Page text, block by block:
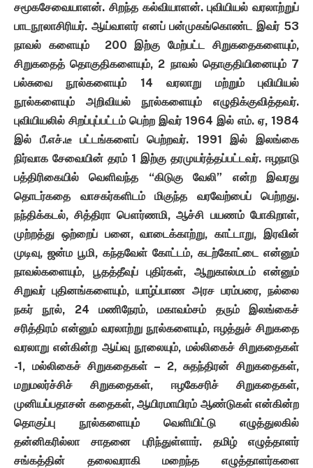
சமூகசேவையாளன். சிறந்த கல்வியாளன். புவியியல் வரலாற்றுப்
பாடநூலாசிரியர். ஆய்வாளர் எனப் பன்முகங்கொண்ட இவர் 53
நாவல் களையும் 200 இற்கு மேற்பட்ட சிறுகதைகளையும்,
சிறுகதைத் தொகுதிகளையும், 2 நாவல் தொகுதியினையும் 7
பல்சுவை நூல்களையும் 14 வரலாறு மற்றும் புவியியல்
நூல்களையும் அறிவியல் நூல்களையும் எழுதிக்குவித்தவர்.
புவியியலில் சிறப்புப்பட்டம் பெற்ற இவர் 1964 இல் எம். ஏ, 1984
இல் பீ.எச்.டீ பட்டங்களைப் பெற்றவர். 1991 இல் இலங்கை
நிர்வாக சேவையின் தரம் 1 இற்கு தரமுயர்த்தப்பட்டவர். ஈழநாடு
பத்திரிகையில் வெளிவந்த “கிடுகு வேலி” என்ற இவரது
தொடர்கதை வாசகர்களிடம் மிகுந்த வரவேற்பைப் பெற்றது.
நந்திக்கடல், சித்திரா பௌர்ணமி, ஆச்சி பயணம் போகிறாள்,
முற்றத்து ஒற்றைப் பனை, வாடைக்காற்று, காட்டாறு, இரவின்
முடிவு, ஜன்ம பூமி, கந்தவேள் கோட்டம், கடற்கோட்டை என்னும்
நாவல்களையும், பூதத்தீவுப் புதிர்கள், ஆறுகால்மடம் என்னும்
சிறுவர் புதினங்களையும், யாழ்ப்பாண அரச பரம்பரை, நல்லை
நகர் நூல், 24 மணிநேரம்,மகாவம்சம் தரும் இலங்கைச்
சரித்திரம் என்னும் வரலாற்று நூல்களையும், ஈழத்துச் சிறுகதை
வரலாறு என்கின்ற ஆய்வு நூலையும், மல்லிகைச் சிறுகதைகள்
-1, மல்லிகைச் சிறுகதைகள் – 2, சுதந்திரன் சிறுகதைகள்,
மறுமலர்ச்சிச் சிறுகதைகள், ஈழகேசரிச் சிறுகதைகள்,
முனியப்பதாசன் கதைகள், ஆயிரமாயிரம் ஆண்டுகள் என்கின்ற
தொகுப்பு நூல்களையும் வெளியிட்டு எழுத்துலகில்
தன்னிகரில்லா சாதனை புரிந்துள்ளார். தமிழ் எழுத்தாளர்
சங்கத்தின் தலைவராகி மறைந்த எழுத்தாளர்களை